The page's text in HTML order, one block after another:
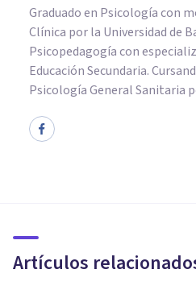
Graduado en Psicología con
Clínica por la Universidad de
Psicopedagogía con
Educación Secundaria.
Psicología General Sanitaria
Artículos
síntomas y